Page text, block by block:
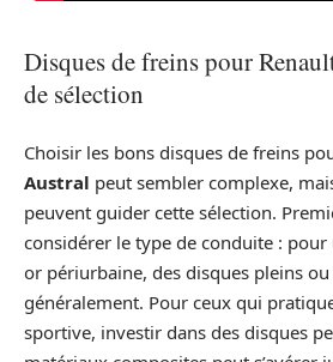
Disques de freins pour
de sélection
Choisir les bons disques de freins
Austral peut sembler complexe,
peuvent guider cette sélection.
considérer le type de conduite :
or périurbaine, des disques pleins
généralement. Pour ceux qui
sportive, investir dans des disques